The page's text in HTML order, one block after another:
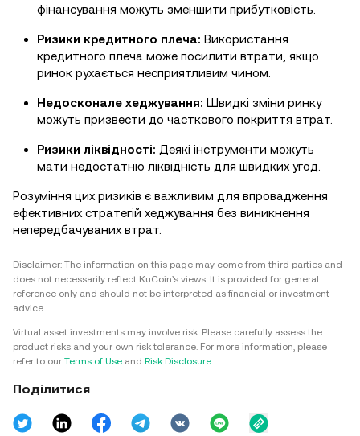
фінансування можуть зменшити прибутковість.
Ризики кредитного плеча: Використання
кредитного плеча може посилити втрати, якщо
ринок рухається несприятливим чином.
Недосконале хеджування: Швидкі зміни ринку
можуть призвести до часткового покриття втрат.
Ризики ліквідності: Деякі інструменти можуть
мати недостатню ліквідність для швидких угод.
Розуміння цих ризиків є важливим для впровадження
ефективних стратегій хеджування без виникнення
непередбачуваних втрат.
Disclaimer: The information on this page may come from third parties and
does not necessarily reflect KuCoin’s views. It is provided for general
reference only and should not be interpreted as financial or investment
advice.
Virtual asset investments may involve risk. Please carefully assess the
product risks and your own risk tolerance. For more information, please
refer to our Terms of Use and Risk Disclosure.
Поділитися